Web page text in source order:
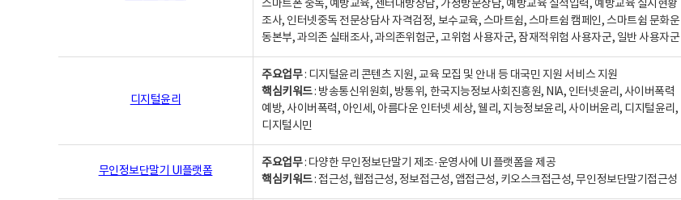
스마트폰 중독, 예방교육, 센터내방상담, 가정방문상담, 예방교육 실적입력, 예방교육 실시현황
조사, 인터넷중독 전문상담사 자격검정, 보수교육, 스마트쉼, 스마트쉼 캠페인, 스마트쉼 문화운
동본부, 과의존 실태조사, 과의존위험군, 고위험 사용자군, 잠재적위험 사용자군, 일반 사용자군
디지털윤리
주요업무: 디지털윤리 콘텐츠 지원, 교육 모집 및 안내 등 대국민 지원 서비스 지원
핵심키워드: 방송통신위원회, 방통위, 한국지능정보사회진흥원, NIA, 인터넷윤리, 사이버폭력
예방, 사이버폭력, 아인세, 아름다운 인터넷 세상, 웰리, 지능정보윤리, 사이버윤리, 디지털윤리,
디지털시민
무인정보단말기 UI플랫폼
주요업무: 다양한 무인정보단말기 제조·운영사에 UI 플랫폼을 제공
핵심키워드: 접근성, 웹접근성, 정보접근성, 앱접근성, 키오스크접근성, 무인정보단말기접근성